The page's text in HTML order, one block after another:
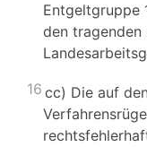
Entgeltgruppe
den tragenden
16 cc) Die auf